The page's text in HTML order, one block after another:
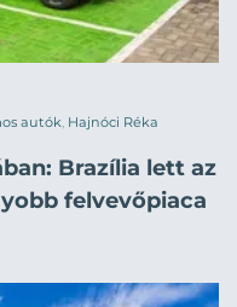
autók, Hajnóci Réka
Brazília lett az
felvevőpiaca